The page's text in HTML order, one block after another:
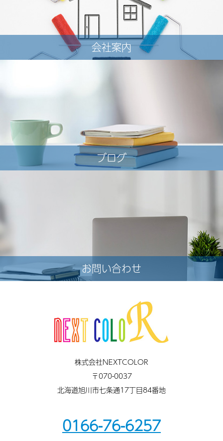
会社案内
ブログ
お問い合わせ
株式会社NEXTCOLOR
〒070-0037
北海道旭川市七条通17丁目84番地
0166-76-6257